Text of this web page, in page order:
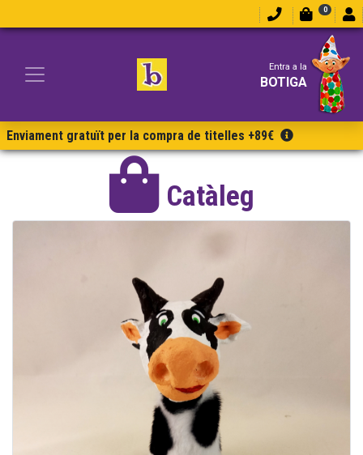
0
Entra a la
BOTIGA
Enviament gratuït per la compra de titelles +89€
Catàleg